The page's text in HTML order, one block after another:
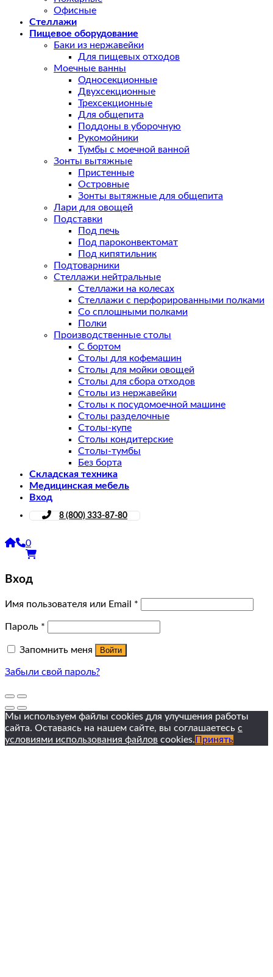
Офисные
Стеллажи
Пищевое оборудование
Баки из нержавейки
Для пищевых отходов
Моечные ванны
Односекционные
Двухсекционные
Трехсекционные
Для общепита
Поддоны в уборочную
Рукомойники
Тумбы с моечной ванной
Зонты вытяжные
Пристенные
Островные
Зонты вытяжные для общепита
Лари для овощей
Подставки
Под печь
Под пароконвектомат
Под кипятильник
Подтоварники
Стеллажи нейтральные
Стеллажи на колесах
Стеллажи с перфорированными полками
Со сплошными полками
Полки
Производственные столы
С бортом
Столы для кофемашин
Столы для мойки овощей
Столы для сбора отходов
Столы из нержавейки
Столы к посудомоечной машине
Столы разделочные
Столы-купе
Столы кондитерские
Столы-тумбы
Без борта
Складская техника
Медицинская мебель
Вход
8 (800) 333-87-80
0
Вход
Имя пользователя или Email *
Пароль *
Запомнить меня Войти
Забыли свой пароль?
Мы используем файлы cookies для улучшения работы
сайта. Оставаясь на нашем сайте, вы соглашаетесь с
условиями использования файлов cookies. Принять